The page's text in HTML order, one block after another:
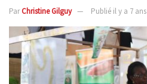
ParChristine Gilguy Publié il y a 7 ans